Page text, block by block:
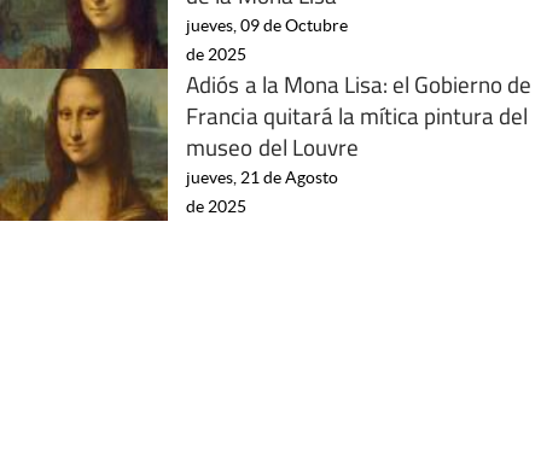
jueves, 09 de Octubre
de 2025
Adiós a la Mona Lisa: el Gobierno de
Francia quitará la mítica pintura del
museo del Louvre
jueves, 21 de Agosto
de 2025